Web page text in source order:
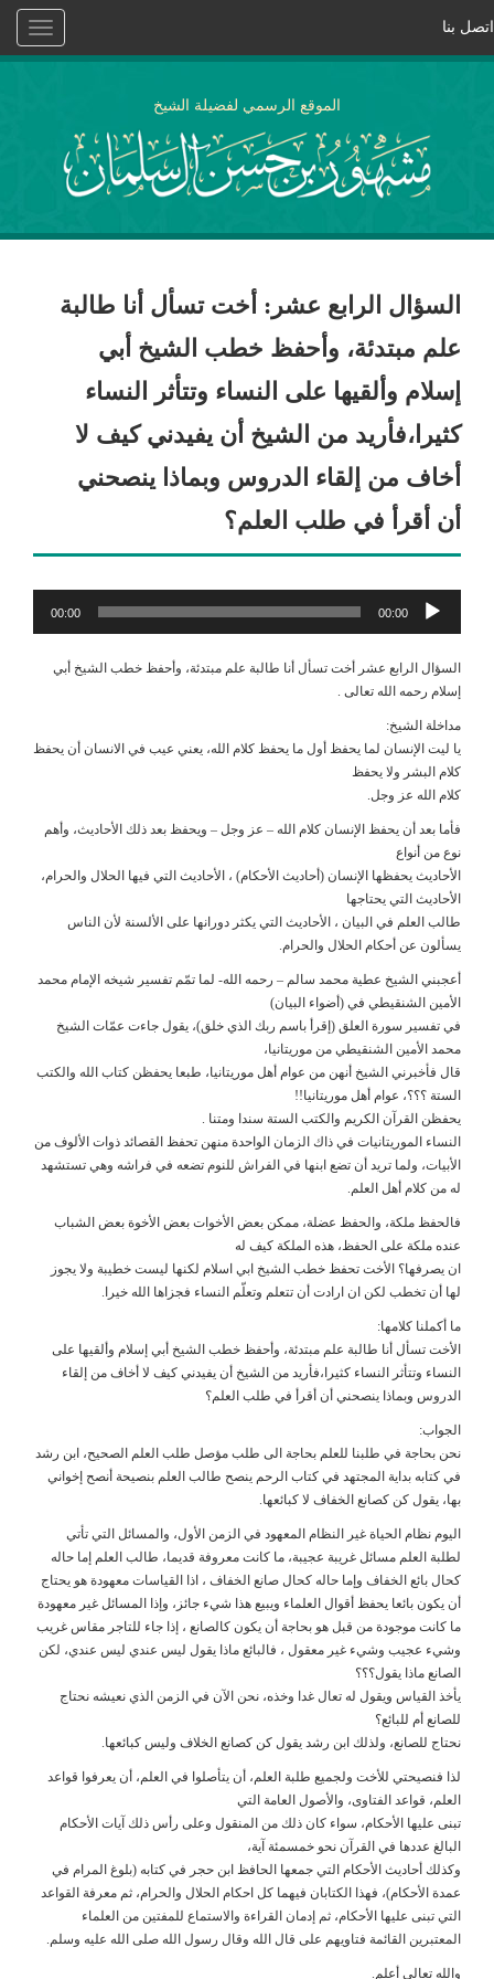
Toggle
اتصل بنا
الموقع الرسمي لفضيلة الشيخ
السؤال الرابع عشر: أخت تسأل أنا طالبة
علم مبتدئة، وأحفظ خطب الشيخ أبي
إسلام وألقيها على النساء وتتأثر النساء
كثيرا،فأريد من الشيخ أن يفيدني كيف لا
أخاف من إلقاء الدروس وبماذا ينصحني
أن أقرأ في طلب العلم؟
مشغل
الصوت
00:00
00:00
السؤال الرابع عشر أخت تسأل أنا طالبة علم مبتدئة، وأحفظ خطب الشيخ أبي
إسلام رحمه الله تعالى .
مداخلة الشيخ:
يا ليت الإنسان لما يحفظ أول ما يحفظ كلام الله، يعني عيب في الانسان أن يحفظ
كلام البشر ولا يحفظ
كلام الله عز وجل.
فأما بعد أن يحفظ الإنسان كلام الله – عز وجل – ويحفظ بعد ذلك الأحاديث، وأهم
نوع من أنواع
الأحاديث يحفظها الإنسان (أحاديث الأحكام) ، الأحاديث التي فيها الحلال والحرام،
الأحاديث التي يحتاجها
طالب العلم في البيان ، الأحاديث التي يكثر دورانها على الألسنة لأن الناس
يسألون عن أحكام الحلال والحرام.
أعجبني الشيخ عطية محمد سالم – رحمه الله- لما تمّم تفسير شيخه الإمام محمد
الأمين الشنقيطي في (أضواء البيان)
في تفسير سورة العلق (إقرأ باسم ربك الذي خلق)، يقول جاءت عمّات الشيخ
محمد الأمين الشنقيطي من موريتانيا،
قال فأخبرني الشيخ أنهن من عوام أهل موريتانيا، طبعا يحفظن كتاب الله والكتب
الستة ؟؟؟، عوام أهل موريتانيا!!
يحفظن القرآن الكريم والكتب الستة سندا ومتنا .
النساء الموريتانيات في ذاك الزمان الواحدة منهن تحفظ القصائد ذوات الألوف من
الأبيات، ولما تريد أن تضع ابنها في الفراش للنوم تضعه في فراشه وهي تستشهد
له من كلام أهل العلم.
فالحفظ ملكة، والحفظ عضلة، ممكن بعض الأخوات بعض الأخوة بعض الشباب
عنده ملكة على الحفظ، هذه الملكة كيف له
ان يصرفها؟ الأخت تحفظ خطب الشيخ ابي اسلام لكنها ليست خطيبة ولا يجوز
لها أن تخطب لكن ان ارادت أن تتعلم وتعلّم النساء فجزاها الله خيرا.
ما أكملنا كلامها:
الأخت تسأل أنا طالبة علم مبتدئة، وأحفظ خطب الشيخ أبي إسلام وألقيها على
النساء وتتأثر النساء كثيرا،فأريد من الشيخ أن يفيدني كيف لا أخاف من إلقاء
الدروس وبماذا ينصحني أن أقرأ في طلب العلم؟
الجواب:
نحن بحاجة في طلبنا للعلم بحاجة الى طلب مؤصل طلب العلم الصحيح، ابن رشد
في كتابه بداية المجتهد في كتاب الرحم ينصح طالب العلم بنصيحة أنصح إخواني
بها، يقول كن كصانع الخفاف لا كبائعها.
اليوم نظام الحياة غير النظام المعهود في الزمن الأول، والمسائل التي تأتي
لطلبة العلم مسائل غريبة عجيبة، ما كانت معروفة قديما، طالب العلم إما حاله
كحال بائع الخفاف وإما حاله كحال صانع الخفاف ، اذا القياسات معهودة هو يحتاج
أن يكون بائعا يحفظ أقوال العلماء ويبيع هذا شيء جائز، وإذا المسائل غير معهودة
ما كانت موجودة من قبل هو بحاجة أن يكون كالصانع ، إذا جاء للتاجر مقاس غريب
وشيء عجيب وشيء غير معقول ، فالبائع ماذا يقول ليس عندي ليس عندي، لكن
الصانع ماذا يقول؟؟؟
يأخذ القياس ويقول له تعال غدا وخذه، نحن الآن في الزمن الذي نعيشه نحتاج
للصانع أم للبائع؟
نحتاج للصانع، ولذلك ابن رشد يقول كن كصانع الخلاف وليس كبائعها.
لذا فنصيحتي للأخت ولجميع طلبة العلم، أن يتأصلوا في العلم، أن يعرفوا قواعد
العلم، قواعد الفتاوى، والأصول العامة التي
تبنى عليها الأحكام، سواء كان ذلك من المنقول وعلى رأس ذلك آيات الأحكام
البالغ عددها في القرآن نحو خمسمئة آية،
وكذلك أحاديث الأحكام التي جمعها الحافظ ابن حجر في كتابه (بلوغ المرام في
عمدة الأحكام)، فهذا الكتابان فيهما كل احكام الحلال والحرام، ثم معرفة القواعد
التي تبنى عليها الأحكام، ثم إدمان القراءة والاستماع للمفتين من العلماء
المعتبرين القائمة فتاويهم على قال الله وقال رسول الله صلى الله عليه وسلم.
والله تعالى أعلم.